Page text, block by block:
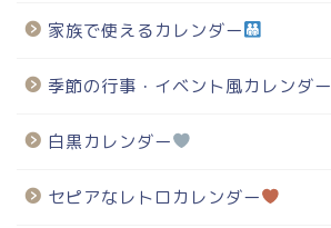
家族で使えるカレンダー
季節の行事・イベント風カレンダー
白黒カレンダー
セピアなレトロカレンダー